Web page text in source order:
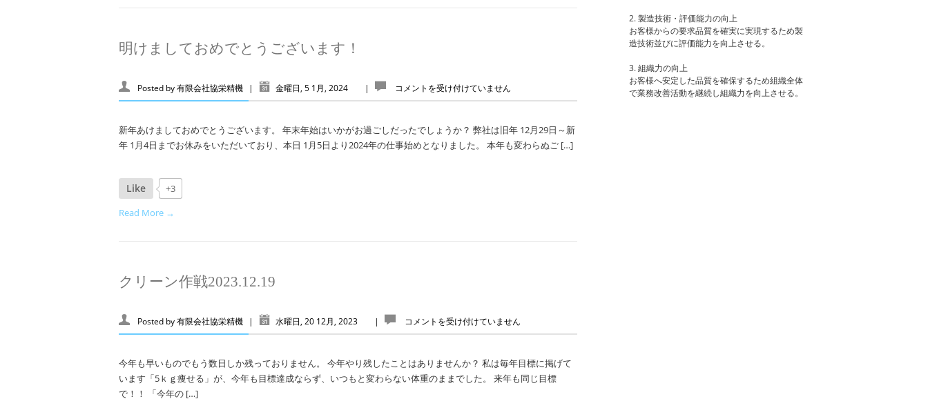
明けましておめでとうございます！
Posted by有限会社協栄精機 | 金曜日, 5 1月, 2024 | コメントを受け付けていません
新年あけましておめでとうございます。 年末年始はいかがお過ごしだったでしょうか？ 弊社は旧年 12月29日～新
年 1月4日までお休みをいただいており、本日 1月5日より2024年の仕事始めとなりました。 本年も変わらぬご […]
Like
+3
Read More →
クリーン作戦2023.12.19
Posted by有限会社協栄精機 | 水曜日, 20 12月, 2023 | コメントを受け付けていません
今年も早いものでもう数日しか残っておりません。 今年やり残したことはありませんか？ 私は毎年目標に掲げて
います「5ｋｇ痩せる」が、今年も目標達成ならず、いつもと変わらない体重のままでした。 来年も同じ目標
で！！ 「今年の […]
2. 製造技術・評価能力の向上
お客様からの要求品質を確実に実現するため製
造技術並びに評価能力を向上させる。
3. 組織力の向上
お客様へ安定した品質を確保するため組織全体
で業務改善活動を継続し組織力を向上させる。